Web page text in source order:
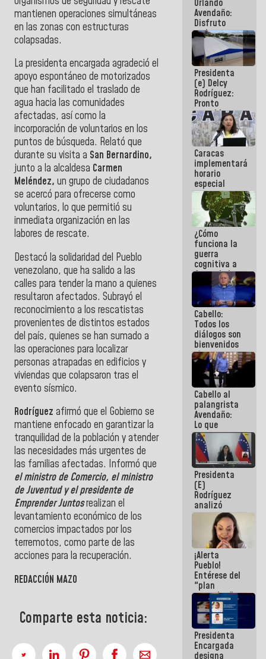
mantienen operaciones simultáneas
en las zonas con estructuras
colapsadas.
La presidenta encargada agradeció el
apoyo espontáneo de motorizados
que han facilitado el traslado de
agua hacia las comunidades
afectadas, así como la
incorporación de voluntarios en los
puntos de búsqueda. Relató que
durante su visita a San Bernardino,
junto a la alcaldesa Carmen
Meléndez, un grupo de ciudadanos
se acercó para ofrecerse como
voluntarios, lo que permitió su
inmediata organización en las
labores de rescate.
Destacó la solidaridad del Pueblo
venezolano, que ha salido a las
calles para tender la mano a quienes
resultaron afectados. Subrayó el
reconocimiento a los rescatistas
provenientes de distintos estados
del país, quienes se han sumado a
las operaciones para localizar
personas atrapadas en edificios y
viviendas que colapsaron tras el
evento sísmico.
Rodríguez afirmó que el Gobierno se
mantiene enfocado en garantizar la
tranquilidad de la población y atender
las necesidades más urgentes de
las familias afectadas. Informó que
el ministro de Comercio, el ministro
de Juventud y el presidente de
Emprender Juntosrealizan el
levantamiento económico de los
comercios impactados por los
terremotos, como parte de las
acciones para la recuperación.
REDACCIÓN MAZO
Comparte esta noticia:
Orlando
Avendaño:
Disfruto
cada vez
que escribes
porque lo
que haces
es
embarrarla
Presidenta
(e) Delcy
Rodríguez:
Pronto
restableceremos
las
operaciones
en el
Aeropuerto
Internacional
de
Maiquetía
Caracas
implementará
horario
especial
para
adaptarse
al plan de
ahorro
energético
¿Cómo
funciona la
guerra
cognitiva a
favor de la
narrativa
hegemónica?
(1)
Cabello:
Todos los
diálogos son
bienvenidos
siempre que
estén en el
marco de la
Constitución
de la
República
Cabello al
palangrista
Avendaño:
Lo que
vayas a
escribir
hazlo hoy
por que no
sabemos si
la semana
que viene
hay
programa
Presidenta
(E)
Rodríguez
analizó
junto a
gobernadores
planes de
recuperación
del Sistema
Eléctrico
Nacional
¡Alerta
Pueblo!
Entérese del
"plan
enjambre"
de La Sayo
para
sabotear el
diálogo y
promover el
Presidenta
Encargada
designa